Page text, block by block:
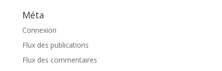
Méta
Connexion
Flux des publications
Flux des commentaires